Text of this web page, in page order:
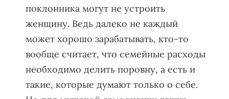
поклонника могут не устроить
женщину. Ведь далеко не каждый
может хорошо зарабатывать, кто-то
вообще считает, что семейные расходы
необходимо делить поровну, а есть и
такие, которые думают только о себе.